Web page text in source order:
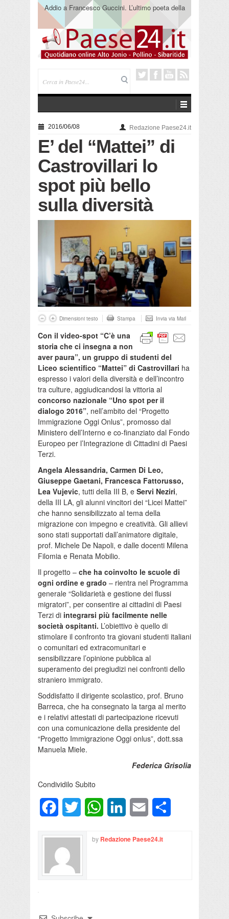
Saracena. Presentato “America”, il romanzo di Luigi
Pandolfi che racconta l’emigrazione
2016/06/08 Redazione Paese24.it
E’ del “Mattei” di
Castrovillari lo
spot più bello
sulla diversità
Dimensioni testo Stampa Invia via Mail
Con il video-spot “C’è una
storia che ci insegna a non
aver paura”, un gruppo di studenti del
Liceo scientifico “Mattei” di Castrovillari ha
espresso i valori della diversità e dell’incontro
tra culture, aggiudicandosi la vittoria al
concorso nazionale “Uno spot per il
dialogo 2016”, nell’ambito del “Progetto
Immigrazione Oggi Onlus”, promosso dal
Ministero dell’Interno e co-finanziato dal Fondo
Europeo per l’Integrazione di Cittadini di Paesi
Terzi.
Angela Alessandria, Carmen Di Leo,
Giuseppe Gaetani, Francesca Fattorusso,
Lea Vujevic, tutti della III B, e Servi Neziri,
della III LA, gli alunni vincitori dei “Licei Mattei”
che hanno sensibilizzato al tema della
migrazione con impegno e creatività. Gli allievi
sono stati supportati dall’animatore digitale,
prof. Michele De Napoli, e dalle docenti Milena
Filomia e Renata Mobilio.
Il progetto – che ha coinvolto le scuole di
ogni ordine e grado – rientra nel Programma
generale “Solidarietà e gestione dei flussi
migratori”, per consentire ai cittadini di Paesi
Terzi di integrarsi più facilmente nelle
società ospitanti. L’obiettivo è quello di
stimolare il confronto tra giovani studenti italiani
o comunitari ed extracomunitari e
sensibilizzare l’opinione pubblica al
superamento dei pregiudizi nei confronti dello
straniero immigrato.
Soddisfatto il dirigente scolastico, prof. Bruno
Barreca, che ha consegnato la targa al merito
e i relativi attestati di partecipazione ricevuti
con una comunicazione della presidente del
“Progetto Immigrazione Oggi onlus”, dott.ssa
Manuela Miele.
Federica Grisolia
Condividilo Subito
FacebookTwitter WhatsAppLinkedInEmail
by Redazione Paese24.it